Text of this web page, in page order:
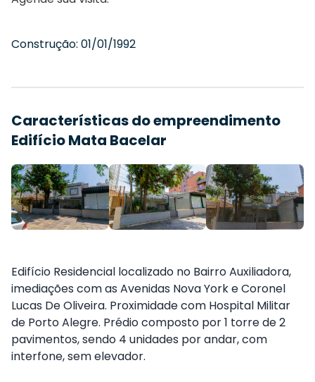
Construção: 01/01/1992
Características do empreendimento
Edifício Mata Bacelar
Edifício Residencial localizado no Bairro Auxiliadora,
imediações com as Avenidas Nova York e Coronel
Lucas De Oliveira. Proximidade com Hospital Militar
de Porto Alegre. Prédio composto por 1 torre de 2
pavimentos, sendo 4 unidades por andar, com
interfone, sem elevador.